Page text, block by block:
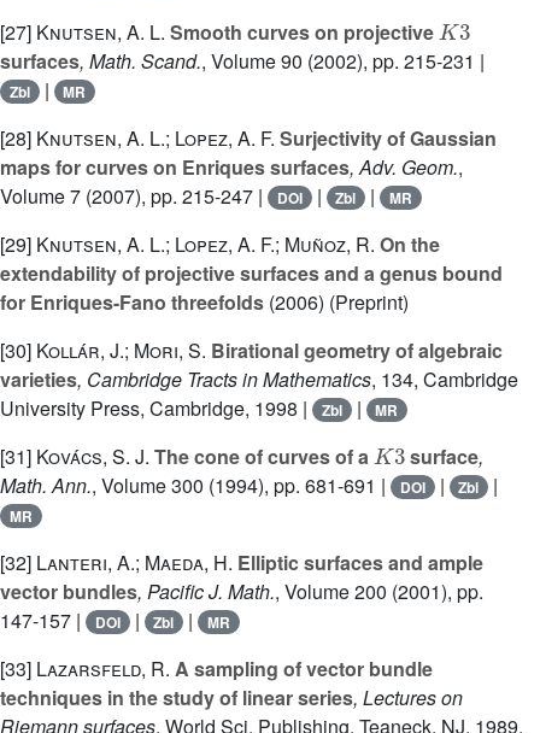
[27] Knutsen, A. L. Smooth curves on projective
surfaces, Math. Scand., Volume 90 (2002), pp. 215-231 |
Zbl | MR
[28] Knutsen, A. L.; Lopez, A. F. Surjectivity of Gaussian
maps for curves on Enriques surfaces, Adv. Geom.,
Volume 7 (2007), pp. 215-247 | DOI | Zbl | MR
[29] Knutsen, A. L.; Lopez, A. F.; Muñoz, R. On the
extendability of projective surfaces and a genus bound
for Enriques-Fano threefolds (2006) (Preprint)
[30] Kollár, J.; Mori, S. Birational geometry of algebraic
varieties, Cambridge Tracts in Mathematics, 134, Cambridge
University Press, Cambridge, 1998 |
Zbl | MR
[31] Kovács, S. J. The cone of curves of a surface,
Math. Ann., Volume 300 (1994), pp. 681-691 | DOI | Zbl |
MR
[32] Lanteri, A.; Maeda, H. Elliptic surfaces and ample
vector bundles, Pacific J. Math., Volume 200 (2001), pp.
147-157 |
DOI | Zbl | MR
[33] Lazarsfeld, R. A sampling of vector bundle
techniques in the study of linear series, Lectures on
Riemann surfaces, World Sci. Publishing, Teaneck, NJ, 1989,